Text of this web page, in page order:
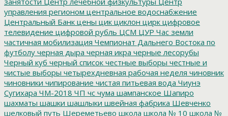
управления регионом центральное водоснабжение
Центральный Банк цены цик циклон цирк цифровое
телевидение цифровой рубль ЦСМ ЦУР Час земли
частичная мобилизация Чемпионат Дальнего Востока по
футболу черная дыра черная икра черные лесорубы
Черный куб черный список честные выборы честные и
чистые выборы четырехдневная рабочая неделя чиновник
чиновники чипирование чистая питьевая вода Чиунэ
Сугихара ЧМ-2018 ЧП чс чума шампанское Шапиро
шахматы шашки шашлыки швейная фабрика Шевченко
шелковый путь Шереметьево школа школа № 10 школа №